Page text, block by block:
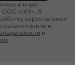
и иные
ООО «169». Я
персональных
ознакомление и
и
.